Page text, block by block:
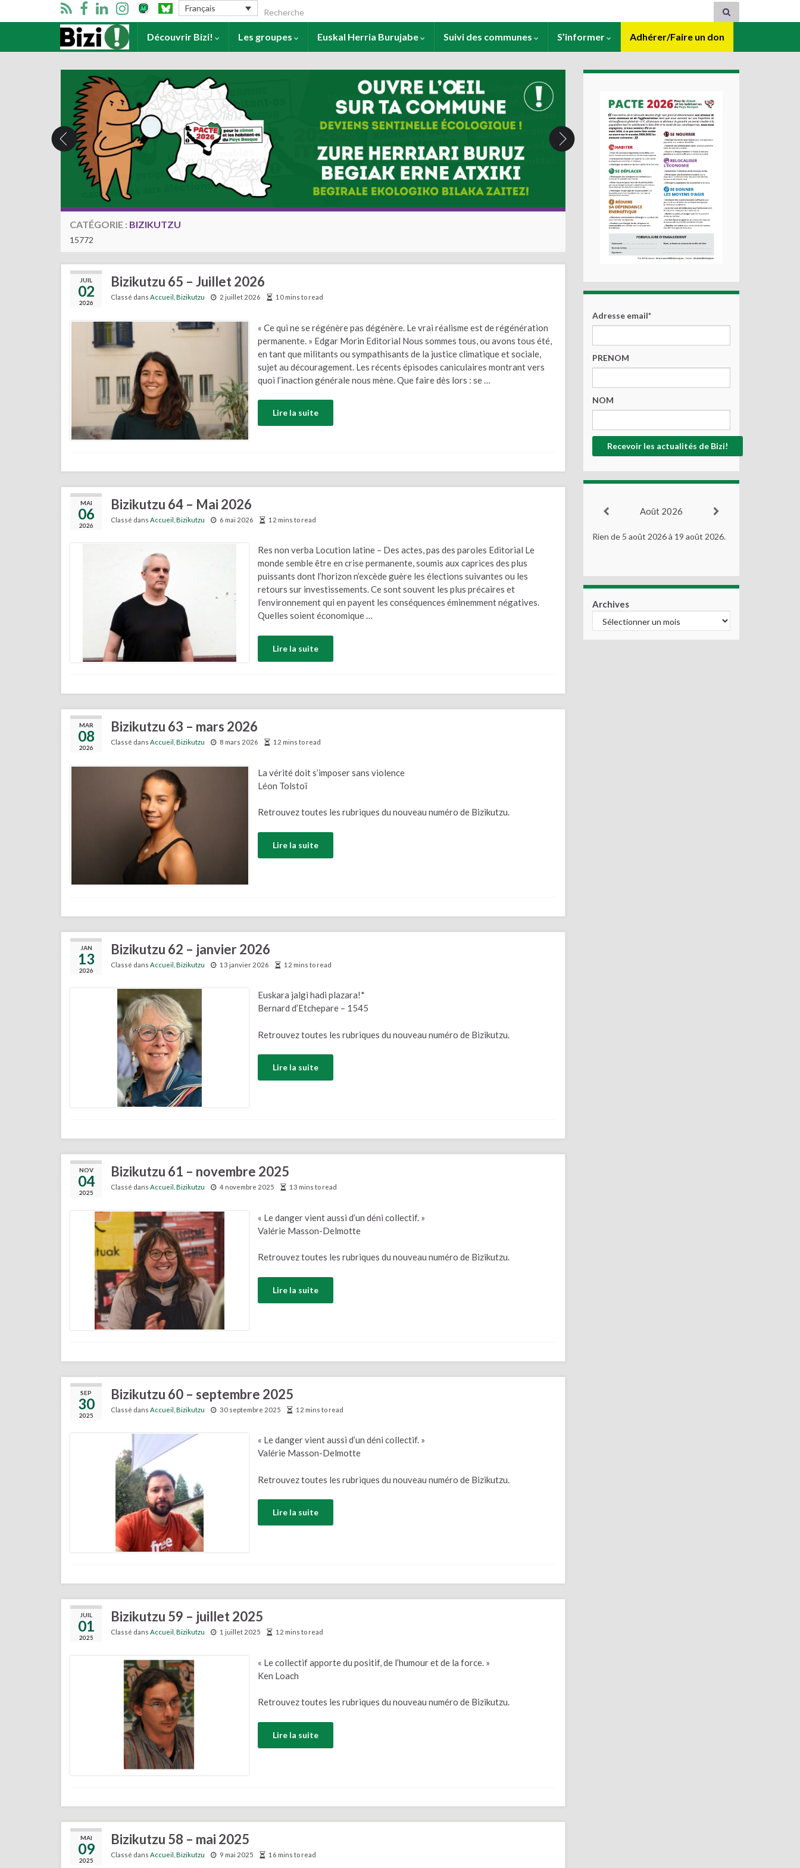
Français Search for:
Accueil Découvrir Bizi! Les groupes Euskal Herria Burujabe Suivi des communes S’informer Adhérer/Faire un don
CATÉGORIE : BIZIKUTZU
15772
JUIL
02
2026
Bizikutzu 65 – Juillet 2026
Classé dans Accueil Bizikutzu 2 juillet 2026 10 mins to read
« Ce qui ne se régénère pas dégénère. Le vrai réalisme est de régénération
permanente. » Edgar Morin Editorial Nous sommes tous, ou avons tous été,
en tant que militants ou sympathisants de la justice climatique et sociale,
sujet au découragement. Les récents épisodes caniculaires montrant vers
quoi l’inaction générale nous mène. Que faire dès lors : se …
Lire la suite
MAI
06
2026
Bizikutzu 64 – Mai 2026
Classé dans Accueil Bizikutzu 6 mai 2026 12 mins to read
Res non verba Locution latine – Des actes, pas des paroles Editorial Le
monde semble être en crise permanente, soumis aux caprices des plus
puissants dont l’horizon n’excède guère les élections suivantes ou les
retours sur investissements. Ce sont souvent les plus précaires et
l’environnement qui en payent les conséquences éminemment négatives.
Quelles soient économique …
Lire la suite
MAR
08
2026
Bizikutzu 63 – mars 2026
Classé dans Accueil Bizikutzu 8 mars 2026 12 mins to read
La vérité doit s’imposer sans violence
Léon Tolstoï
Retrouvez toutes les rubriques du nouveau numéro de Bizikutzu.
Lire la suite
JAN
13
2026
Bizikutzu 62 – janvier 2026
Classé dans Accueil Bizikutzu 13 janvier 2026 12 mins to read
Euskara jalgi hadi plazara!*
Bernard d’Etchepare – 1545
Retrouvez toutes les rubriques du nouveau numéro de Bizikutzu.
Lire la suite
NOV
04
2025
Bizikutzu 61 – novembre 2025
Classé dans Accueil Bizikutzu 4 novembre 2025 13 mins to read
« Le danger vient aussi d’un déni collectif. »
Valérie Masson-Delmotte
Retrouvez toutes les rubriques du nouveau numéro de Bizikutzu.
Lire la suite
SEP
30
2025
Bizikutzu 60 – septembre 2025
Classé dans Accueil Bizikutzu 30 septembre 2025 12 mins to read
« Le danger vient aussi d’un déni collectif. »
Valérie Masson-Delmotte
Retrouvez toutes les rubriques du nouveau numéro de Bizikutzu.
Lire la suite
JUIL
01
2025
Bizikutzu 59 – juillet 2025
Classé dans Accueil Bizikutzu 1 juillet 2025 12 mins to read
« Le collectif apporte du positif, de l’humour et de la force. »
Ken Loach
Retrouvez toutes les rubriques du nouveau numéro de Bizikutzu.
Lire la suite
MAI
09
2025
Bizikutzu 58 – mai 2025
Classé dans Accueil Bizikutzu 9 mai 2025 16 mins to read
Adresse email*
PRENOM
NOM
Août 2026
Rien de 5 août 2026 à 19 août 2026.
Archives